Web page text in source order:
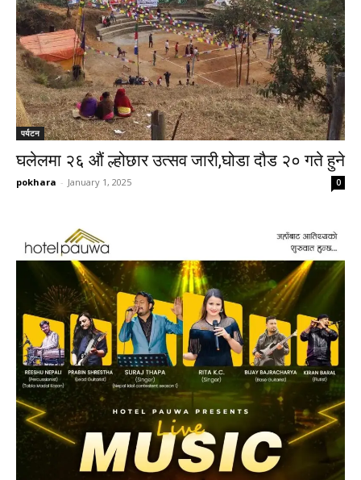
पर्यटन
घलेलमा २६ औं ल्होछार उत्सव जारी,घोडा दौड २० गते हुने
pokhara - January 1, 2025 0